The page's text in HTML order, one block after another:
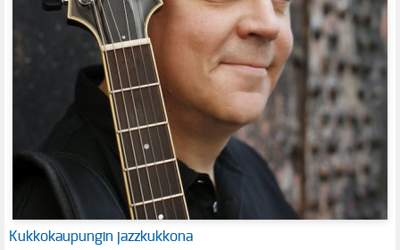
Kukkokaupungin jazzkukkona